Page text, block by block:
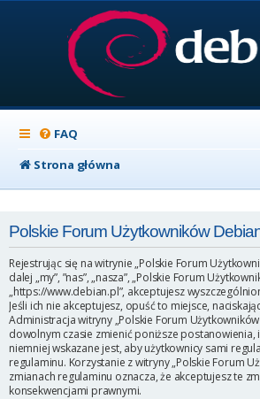
FAQ
Strona główna
Polskie Forum Użytkowników
Rejestrując się na witrynie „Polskie Forum
dalej „my”, ”nas”, „nasza”, „Polskie Forum
„https://www.debian.pl”, akceptujesz
Jeśli ich nie akceptujesz, opuść to miejsce,
Administracja witryny „Polskie Forum
dowolnym czasie zmienić poniższe postanowienia,
niemniej wskazane jest, aby użytkownicy sami
regulaminu. Korzystanie z witryny „Polskie Forum
zmianach regulaminu oznacza, że akceptujesz te
konsekwencjami prawnymi.